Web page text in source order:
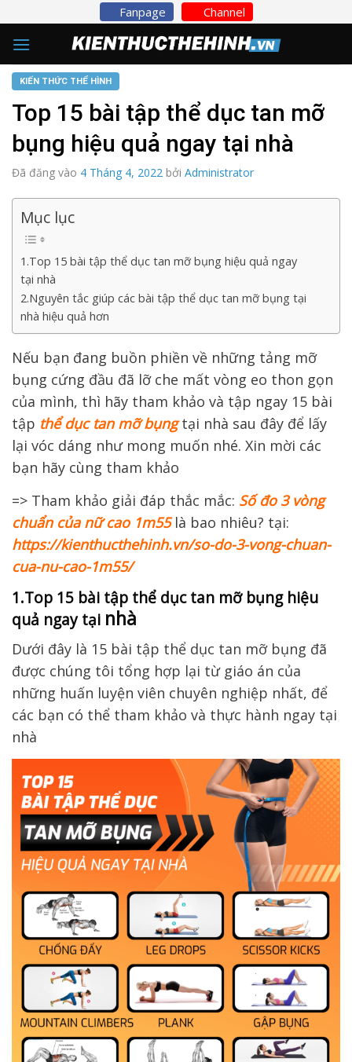
to
content
Fanpage Channel
KIẾN THỨC THỂ HÌNH
Top 15 bài tập thể dục tan mỡ
bụng hiệu quả ngay tại nhà
Đã đăng vào 4 Tháng 4, 2022 bởi Administrator
Mục lục
1.Top 15 bài tập thể dục tan mỡ bụng hiệu quả ngay
tại nhà
2.Nguyên tắc giúp các bài tập thể dục tan mỡ bụng tại
nhà hiệu quả hơn
Nếu bạn đang buồn phiền về những tảng mỡ
bụng cứng đầu đã lỡ che mất vòng eo thon gọn
của mình, thì hãy tham khảo và tập ngay 15 bài
tập thể dục tan mỡ bụngtại nhà sau đây để lấy
lại vóc dáng như mong muốn nhé. Xin mời các
bạn hãy cùng tham khảo
=> Tham khảo giải đáp thắc mắc: Số đo 3 vòng
chuẩn của nữ cao 1m55là bao nhiêu? tại:
https://kienthucthehinh.vn/so-do-3-vong-chuan-
cua-nu-cao-1m55/
1.Top 15 bài tập thể dục tan mỡ bụng hiệu
quả ngay tại nhà
Dưới đây là 15 bài tập thể dục tan mỡ bụng đã
được chúng tôi tổng hợp lại từ giáo án của
những huấn luyện viên chuyên nghiệp nhất, để
các bạn có thể tham khảo và thực hành ngay tại
nhà